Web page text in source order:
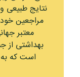
نتایج طبیعی
مراجعین
معتبر
بهداشتی از
است که